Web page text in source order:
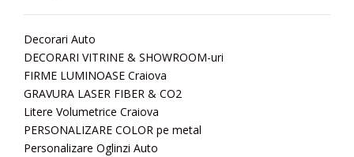
Decorari Auto
DECORARI VITRINE & SHOWROOM-uri
FIRME LUMINOASE Craiova
GRAVURA LASER FIBER & CO2
Litere Volumetrice Craiova
PERSONALIZARE COLOR pe metal
Personalizare Oglinzi Auto